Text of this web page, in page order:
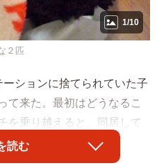
1/10
２匹
ションに捨てられていた子
て来た。最初はどうなるこ
を乗り越えると、同居して
あり、すくすくと成長して
読む